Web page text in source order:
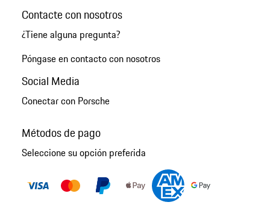
Contacte con nosotros
¿Tiene alguna pregunta?
Póngase en contacto con nosotros
Social Media
Conectar con Porsche
Métodos de pago
Seleccione su opción preferida